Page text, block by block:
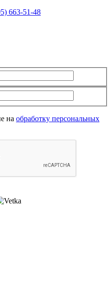
663-51-48
на обработку персональных